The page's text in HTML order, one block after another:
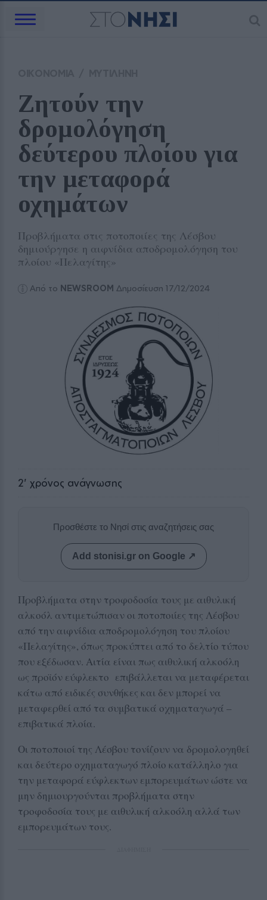
Ζητούν την
δρομολόγηση
δεύτερου πλοίου για
την μεταφορά
οχημάτων
Προβλήματα στις ποτοποιίες της Λέσβου
δημιούργησε η αιφνίδια αποδρομολόγηση του
πλοίου «Πελαγίτης»
Από το NEWSROOM Δημοσίευση 17/12/2024
2' χρόνος ανάγνωσης
Προσθέστε το Νησί στις αναζητήσεις σας
Add stonisi.gr on Google ↗
Προβλήματα στην τροφοδοσία τους με αιθυλική
αλκοόλ αντιμετώπισαν οι ποτοποιίες της Λέσβου
από την αιφνίδια αποδρομολόγηση του πλοίου
«Πελαγίτης», όπως προκύπτει από το δελτίο τύπου
που εξέδωσαν. Αιτία είναι πως αιθυλική αλκοόλη
ως προϊόν εύφλεκτο επιβάλλεται να μεταφέρεται
κάτω από ειδικές συνθήκες και δεν μπορεί να
μεταφερθεί από τα συμβατικά οχηματαγωγά –
επιβατικά πλοία.
Οι ποτοποιοί της Λέσβου τονίζουν να δρομολογηθεί
και δεύτερο οχηματαγωγό πλοίο κατάλληλο για
την μεταφορά εύφλεκτων εμπορευμάτων ώστε να
μην δημιουργούνται προβλήματα στην
τροφοδοσία τους με αιθυλική αλκοόλη αλλά των
εμπορευμάτων τους.